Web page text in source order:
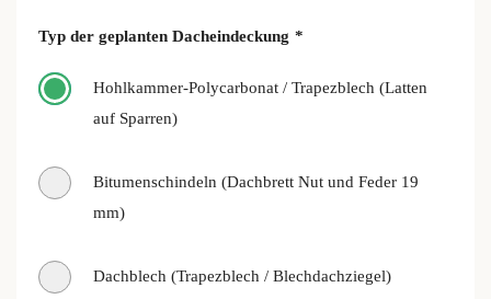
Typ der geplanten Dacheindeckung *
Hohlkammer-Polycarbonat / Trapezblech (Latten
auf Sparren)
Bitumenschindeln (Dachbrett Nut und Feder 19
mm)
Dachblech (Trapezblech / Blechdachziegel)